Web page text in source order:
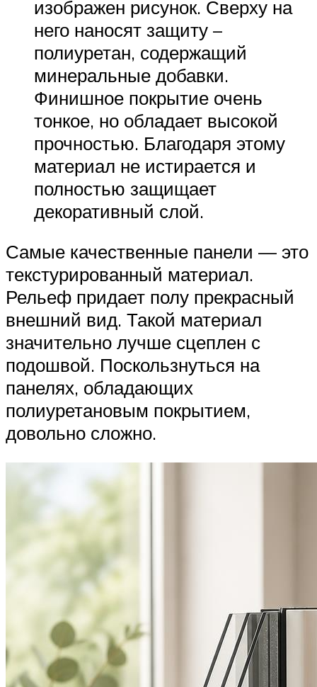
изображен рисунок. Сверху на
него наносят защиту –
полиуретан, содержащий
минеральные добавки.
Финишное покрытие очень
тонкое, но обладает высокой
прочностью. Благодаря этому
материал не истирается и
полностью защищает
декоративный слой.
Самые качественные панели — это
текстурированный материал.
Рельеф придает полу прекрасный
внешний вид. Такой материал
значительно лучше сцеплен с
подошвой. Поскользнуться на
панелях, обладающих
полиуретановым покрытием,
довольно сложно.